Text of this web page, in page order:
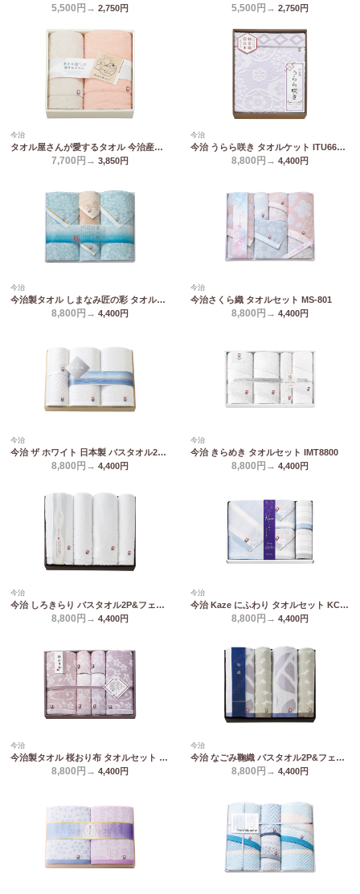
5,500円→ 2,750円 5,500円→ 2,750円
今治
タオル屋さんが愛するタオル 今治産バスタオル&フェイスタオル TA2170
7,700円→ 3,850円
今治
今治 うらら咲き タオルケット ITU66080
8,800円→ 4,400円
今治
今治製タオル しまなみ匠の彩 タオルセット IMM-083
8,800円→ 4,400円
今治
今治さくら織 タオルセット MS-801
8,800円→ 4,400円
今治
今治 ザ ホワイト 日本製 バスタオル2P&フェイスタオル2P(木箱入) 65580
8,800円→ 4,400円
今治
今治 きらめき タオルセット IMT8800
8,800円→ 4,400円
今治
今治 しろきらり バスタオル2P&フェイスタオル2P S-51800
8,800円→ 4,400円
今治
今治 Kaze にふわり タオルセット KCN20800
8,800円→ 4,400円
今治
今治製タオル 桜おり布 タオルセット IS9680
8,800円→ 4,400円
今治
今治 なごみ鞠織 バスタオル2P&フェイスタオル2P N-20800
8,800円→ 4,400円